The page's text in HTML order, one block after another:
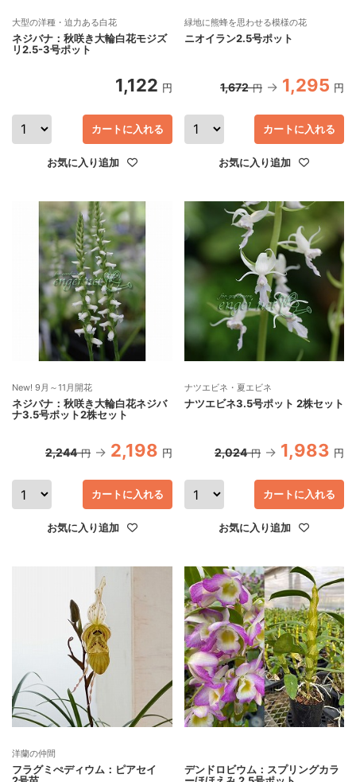
大型の洋種・迫力ある白花
ネジバナ：秋咲き大輪白花モジズ
リ2.5-3号ポット
1,122 円
お気に入り追加
カートに入れる
緑地に熊蜂を思わせる模様の花
ニオイラン2.5号ポット
1,672 円 1,295 円
お気に入り追加
カートに入れる
New! 9月～11月開花
ネジバナ：秋咲き大輪白花ネジバ
ナ3.5号ポット2株セット
2,244 円 2,198 円
お気に入り追加
カートに入れる
ナツエビネ・夏エビネ
ナツエビネ3.5号ポット 2株セット
2,024 円 1,983 円
お気に入り追加
カートに入れる
洋蘭の仲間
フラグミぺディウム：ピアセイ
デンドロビウム：スプリングカラ